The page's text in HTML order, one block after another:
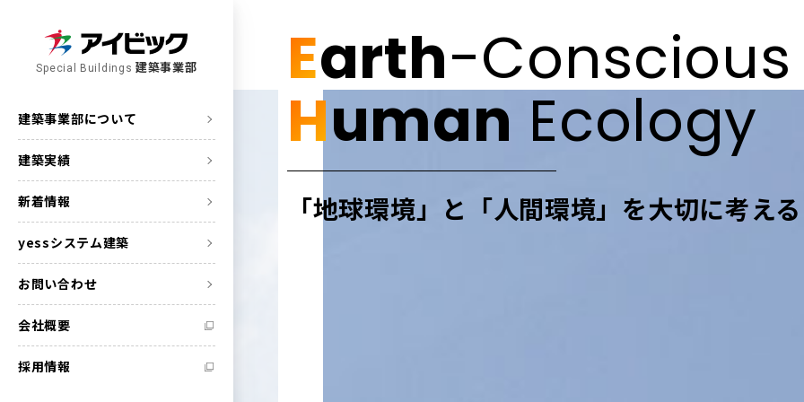
Special Buildings 建築事業部
建築事業部について
建築実績
新着情報
yessシステム建築
お問い合わせ
会社概要
採用情報
Earth-Conscious
Human Ecology
「地球環境」と「人間環境」を大切に考える